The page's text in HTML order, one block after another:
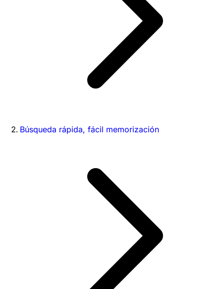
Búsqueda rápida, fácil memorización